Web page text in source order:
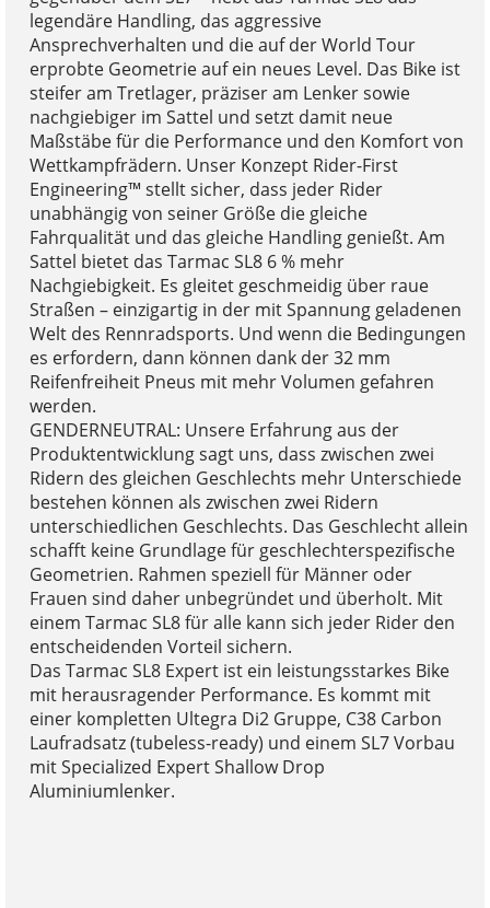
legendäre Handling, das aggressive
Ansprechverhalten und die auf der World Tour
erprobte Geometrie auf ein neues Level. Das Bike ist
steifer am Tretlager, präziser am Lenker sowie
nachgiebiger im Sattel und setzt damit neue
Maßstäbe für die Performance und den Komfort von
Wettkampfrädern. Unser Konzept Rider-First
Engineering™ stellt sicher, dass jeder Rider
unabhängig von seiner Größe die gleiche
Fahrqualität und das gleiche Handling genießt. Am
Sattel bietet das Tarmac SL8 6 % mehr
Nachgiebigkeit. Es gleitet geschmeidig über raue
Straßen – einzigartig in der mit Spannung geladenen
Welt des Rennradsports. Und wenn die Bedingungen
es erfordern, dann können dank der 32 mm
Reifenfreiheit Pneus mit mehr Volumen gefahren
werden.
GENDERNEUTRAL: Unsere Erfahrung aus der
Produktentwicklung sagt uns, dass zwischen zwei
Ridern des gleichen Geschlechts mehr Unterschiede
bestehen können als zwischen zwei Ridern
unterschiedlichen Geschlechts. Das Geschlecht allein
schafft keine Grundlage für geschlechterspezifische
Geometrien. Rahmen speziell für Männer oder
Frauen sind daher unbegründet und überholt. Mit
einem Tarmac SL8 für alle kann sich jeder Rider den
entscheidenden Vorteil sichern.
Das Tarmac SL8 Expert ist ein leistungsstarkes Bike
mit herausragender Performance. Es kommt mit
einer kompletten Ultegra Di2 Gruppe, C38 Carbon
Laufradsatz (tubeless-ready) und einem SL7 Vorbau
mit Specialized Expert Shallow Drop
Aluminiumlenker.